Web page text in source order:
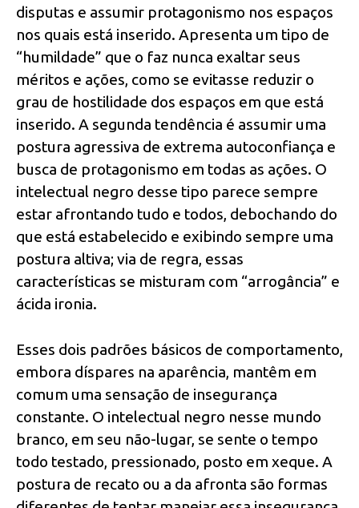
disputas e assumir protagonismo nos espaços
nos quais está inserido. Apresenta um tipo de
“humildade” que o faz nunca exaltar seus
méritos e ações, como se evitasse reduzir o
grau de hostilidade dos espaços em que está
inserido. A segunda tendência é assumir uma
postura agressiva de extrema autoconfiança e
busca de protagonismo em todas as ações. O
intelectual negro desse tipo parece sempre
estar afrontando tudo e todos, debochando do
que está estabelecido e exibindo sempre uma
postura altiva; via de regra, essas
características se misturam com “arrogância” e
ácida ironia.
Esses dois padrões básicos de comportamento,
embora díspares na aparência, mantêm em
comum uma sensação de insegurança
constante. O intelectual negro nesse mundo
branco, em seu não-lugar, se sente o tempo
todo testado, pressionado, posto em xeque. A
postura de recato ou a da afronta são formas